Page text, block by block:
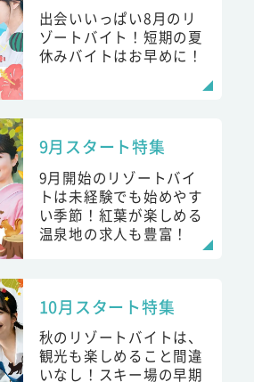
出会いいっぱい8月のリ
ゾートバイト！短期の夏
休みバイトはお早めに！
9月スタート特集
9月開始のリゾートバイ
トは未経験でも始めやす
い季節！紅葉が楽しめる
温泉地の求人も豊富！
10月スタート特集
秋のリゾートバイトは、
観光も楽しめること間違
いなし！スキー場の早期